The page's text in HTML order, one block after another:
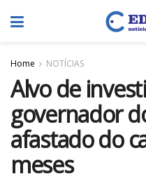
Home NOTÍCIAS
Alvo de
governador
afastado do
meses